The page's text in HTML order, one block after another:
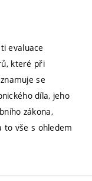
evaluace
které při
se
díla, jeho
zákona,
to vše s ohledem